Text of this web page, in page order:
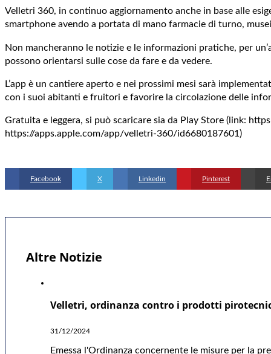
Altre Notizie
Velletri, ordinanza contro i prodotti
31/12/2024
Emessa l'Ordinanza concernente le misure per la
Velletri 360, in continuo aggiornamento anche in base alle
smartphone avendo a portata di mano farmacie di turno,
Non mancheranno le notizie e le informazioni pratiche, per
possono orientarsi sulle cose da fare e da vedere.
L’app è un cantiere aperto e nei prossimi mesi sarà
con i suoi abitanti e fruitori e favorire la circolazione delle
Gratuita e leggera, si può scaricare sia da Play Store (link:
https://apps.apple.com/app/velletri-360/id6680187601)
Facebook X Linkedin Pinterest